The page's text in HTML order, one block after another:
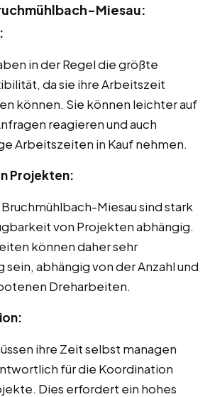
Miesau:
in der Regel die größte
da sie ihre Arbeitszeit
können. Sie können leichter auf
reagieren und auch
Arbeitszeiten in Kauf nehmen.
Projekten:
Miesau sind stark
von Projekten abhängig.
können daher sehr
sein, abhängig von der Anzahl und
Dreharbeiten.
ihre Zeit selbst managen
für die Koordination
Dies erfordert ein hohes